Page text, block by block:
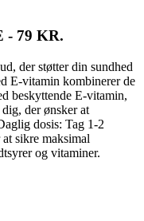
- 79 KR.
der støtter din sundhed
E-vitamin kombinerer de
beskyttende E-vitamin,
der ønsker at
dosis: Tag 1-2
sikre maksimal
og vitaminer.